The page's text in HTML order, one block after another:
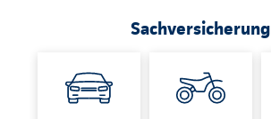
Sachversicherung